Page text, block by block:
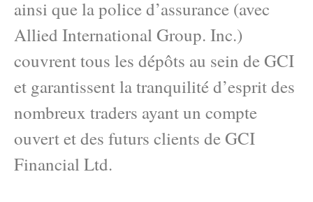
ainsi que la police d’assurance (avec
Allied International Group. Inc.)
couvrent tous les dépôts au sein de GCI
et garantissent la tranquilité d’esprit des
nombreux traders ayant un compte
ouvert et des futurs clients de GCI
Financial Ltd.